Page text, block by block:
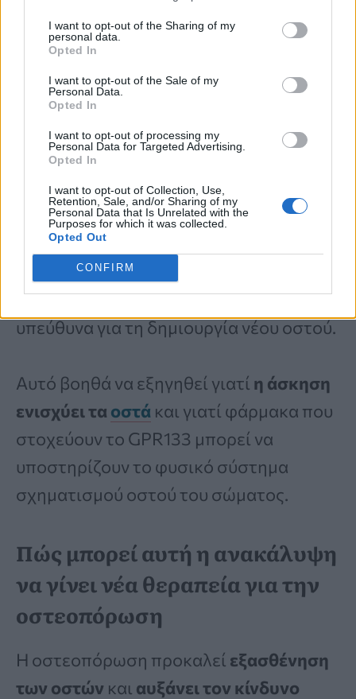
I want to opt-out of the Sharing of my
personal data.
Opted In
I want to opt-out of the Sale of my
Personal Data.
Opted In
I want to opt-out of processing my
Personal Data for Targeted Advertising.
Opted In
I want to opt-out of Collection, Use,
Retention, Sale, and/or Sharing of my
Personal Data that Is Unrelated with the
Purposes for which it was collected.
Opted Out
CONFIRM
Όταν ενεργοποιείται το GPR133,
αυξάνει έναν αγγελιοφόρο μέσα στο
κύτταρο που ονομάζεταιcAMP
. Αυτός ο
αγγελιοφόρος ενεργοποιεί μια σειρά
σημάτων που βοηθούν στη
σταθεροποίηση της beta-catenin
πρωτεΐνης που ενεργοποιεί γονίδια
απαραίτητα για τον σχηματισμό οστού.
Αυτά τα γονίδια καθοδηγούν ανώριμα
κύτταρα ναμετατραπούν σε
οστεοβλάστες, τα κύτταρα που είναι
υπεύθυνα για τη δημιουργία νέου οστού.
Αυτό βοηθά να εξηγηθεί γιατί η άσκηση
ενισχύει τα οστά και γιατί φάρμακα που
στοχεύουν το GPR133 μπορεί να
υποστηρίζουν το φυσικό σύστημα
σχηματισμού οστού του σώματος.
Πώς μπορεί αυτή η ανακάλυψη
να γίνει νέα θεραπεία για την
οστεοπόρωση
Η οστεοπόρωση προκαλεί εξασθένηση
των οστών και αυξάνει τον κίνδυνο